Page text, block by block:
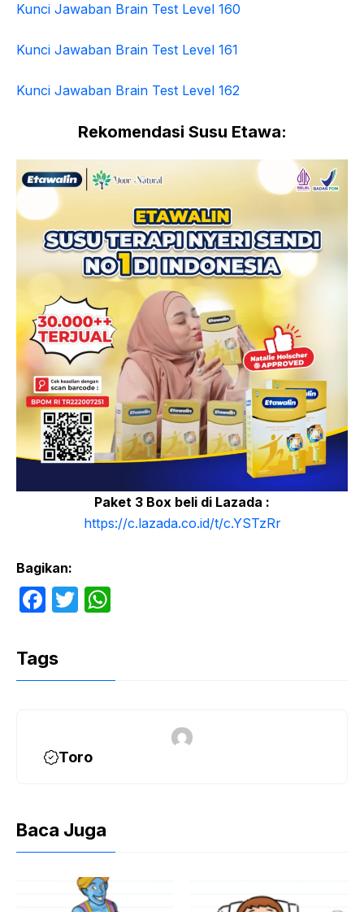
Kunci Jawaban Brain Test Level 160
Kunci Jawaban Brain Test Level 161
Kunci Jawaban Brain Test Level 162
Rekomendasi Susu Etawa:
Paket 3 Box beli di Lazada :
https://c.lazada.co.id/t/c.YSTzRr
Bagikan:
F
c
e
o
T
er s
Tags
Toro
Baca Juga